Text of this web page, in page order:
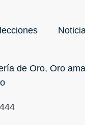
de Oro, Oro